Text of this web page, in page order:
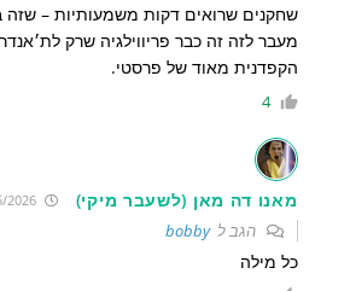
שחקנים שרואים דקות משמעותיות – שזה
מעבר לזה זה כבר פריווילגיה שרק
הקפדנית מאוד של פרסטי.
4
מאנו דה מאן (לשעבר מיקי) 23/05/2026 11:00:59
הגב לbobby
כל מילה